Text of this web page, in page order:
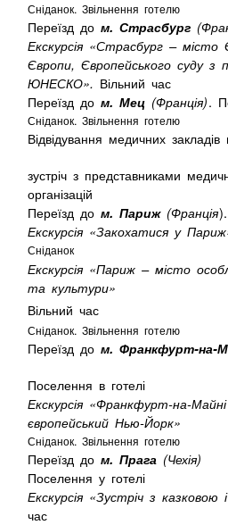
Сніданок. Звільнення готелю
Переїзд дом. Страсбург
Екскурсія «Страсбург –
Європи, Європейського суду з
ЮНЕСКО». Вільний час
Переїзд до м. Мец (Франція).
Сніданок. Звільнення готелю
Відвідування медичних
зустріч з представниками
організацій
Переїзд дом. Париж(Франція
Екскурсія «Закохатися у
Сніданок
Екскурсія «Париж – місто
та культури»
Вільний час
Сніданок. Звільнення готелю
Переїзд дом. Франкфурт-на-
Поселення в готелі
Екскурсія «Франкфурт-на-
європейський Нью-Йорк»
Сніданок. Звільнення готелю
Переїзд дом. Прага (Чехія)
Поселення у готелі
Екскурсія «Зустріч з
час